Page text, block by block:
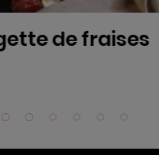
La charlotte